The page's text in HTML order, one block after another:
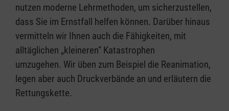
nutzen moderne Lehrmethoden, um sicherzustellen,
dass Sie im Ernstfall helfen können. Darüber hinaus
vermitteln wir Ihnen auch die Fähigkeiten, mit
alltäglichen „kleineren” Katastrophen
umzugehen. Wir üben zum Beispiel die Reanimation,
legen aber auch Druckverbände an und erläutern die
Rettungskette.